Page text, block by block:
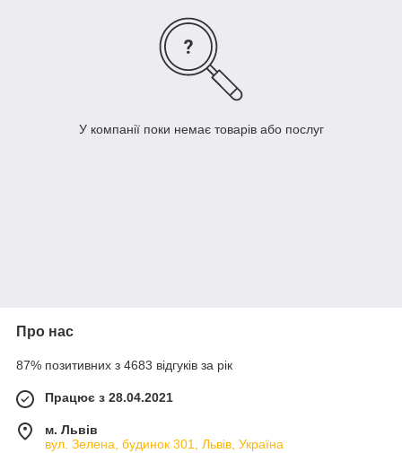
У компанії поки немає товарів або послуг
Про нас
87% позитивних з 4683 відгуків за рік
Працює з 28.04.2021
м. Львів
вул. Зелена, будинок 301, Львів, Україна